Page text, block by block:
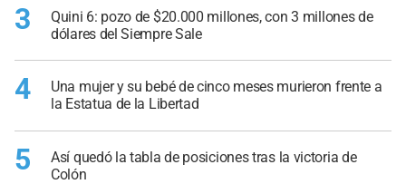
3
Quini 6: pozo de $20.000 millones, con 3 millones de
dólares del Siempre Sale
4
Una mujer y su bebé de cinco meses murieron frente a
la Estatua de la Libertad
5
Así quedó la tabla de posiciones tras la victoria de
Colón